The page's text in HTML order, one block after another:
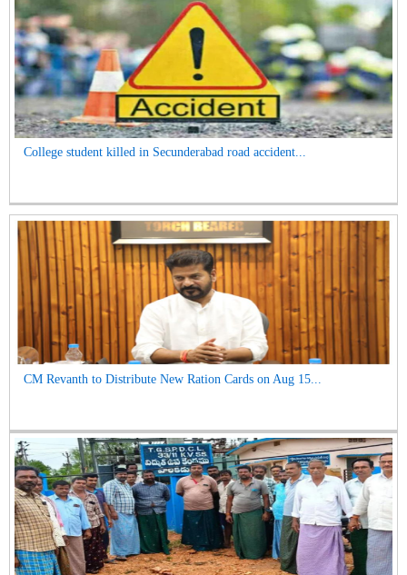
College student killed in Secunderabad road accident...
CM Revanth to Distribute New Ration Cards on Aug 15...